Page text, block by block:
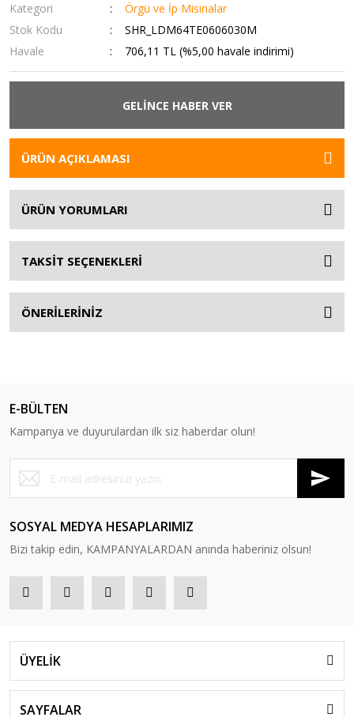
Kategori
Örgü ve İp Misinalar
Stok Kodu
SHR_LDM64TE0606030M
Havale
706,11 TL (%5,00 havale indirimi)
GELİNCE HABER VER
ÜRÜN AÇIKLAMASI
ÜRÜN YORUMLARI
TAKSİT SEÇENEKLERİ
ÖNERİLERİNİZ
E-BÜLTEN
Kampanya ve duyurulardan ilk siz haberdar olun!
SOSYAL MEDYA HESAPLARIMIZ
Bizi takip edin, KAMPANYALARDAN anında haberiniz olsun!
ÜYELİK
SAYFALAR